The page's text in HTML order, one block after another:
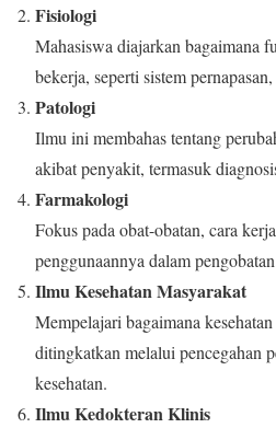
Fisiologi
Mahasiswa diajarkan bagaimana
bekerja, seperti sistem
Patologi
Ilmu ini membahas tentang
akibat penyakit, termasuk
Farmakologi
Fokus pada obat-obatan, cara
penggunaannya dalam
Ilmu Kesehatan Masyarakat
Mempelajari bagaimana
ditingkatkan melalui pencegahan
kesehatan.
Ilmu Kedokteran Klinis